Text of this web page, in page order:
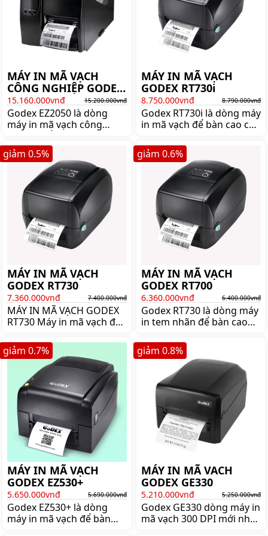
MÁY IN MÃ VẠCH
CÔNG NGHIỆP GODEX
EZ2050
15.160.000vnđ 15.200.000vnđ
Godex EZ2050 là dòng
máy in mã vạch công
hiệu Godex. Mua máy in
tem nhãn công nghiệp
godex EZ2050 chính hãng
giá tốt lên ngay
shoppos.vn
MÁY IN MÃ VẠCH
GODEX RT730i
8.750.000vnđ 8.790.000vnđ
Godex RT730i là dòng máy
in mã vạch để bàn cao cấp
mã vạch Godex RT730i
chính hãng giá tốt lên
ngay shoppos.vn
MÁY IN MÃ VẠCH
GODEX RT730
7.360.000vnđ 7.400.000vnđ
MÁY IN MÃ VẠCH GODEX
RT730 Máy in mã vạch để
giảm 0.5%
MÁY IN MÃ VẠCH
GODEX RT700
6.360.000vnđ 6.400.000vnđ
Godex RT730 là dòng máy
in tem nhãn để bàn cao
sự ổn định và hiệu năng
cao. Mua máy in mã vạch
Godex RT730 giá tốt lên
ngay shoppos.vn
giảm 0.6%
MÁY IN MÃ VẠCH
GODEX EZ530+
5.650.000vnđ 5.690.000vnđ
Godex EZ530+ là dòng
máy in mã vạch để bàn
giảm 0.7%
MÁY IN MÃ VACH
GODEX GE330
5.210.000vnđ 5.250.000vnđ
Godex GE330 dòng máy in
mã vạch 300 DPI mới nhất
giảm 0.8%